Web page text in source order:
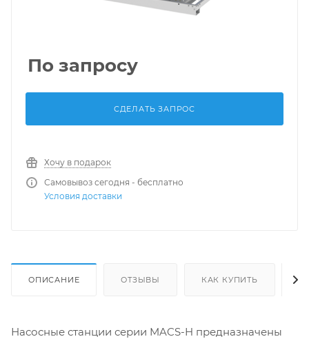
По запросу
СДЕЛАТЬ ЗАПРОС
Хочу в подарок
Самовывоз сегодня - бесплатно
Условия доставки
ОПИСАНИЕ ОТЗЫВЫ КАК КУПИТЬ
Насосные станции серии MACS-H предназначены